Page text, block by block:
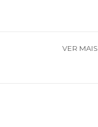
VER MAIS